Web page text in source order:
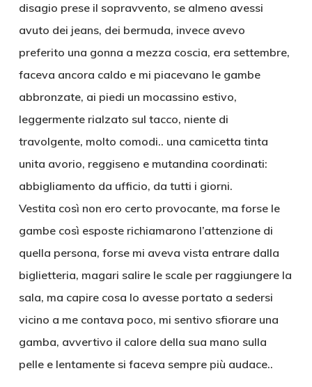
disagio prese il sopravvento, se almeno avessi
avuto dei jeans, dei bermuda, invece avevo
preferito una gonna a mezza coscia, era settembre,
faceva ancora caldo e mi piacevano le gambe
abbronzate, ai piedi un mocassino estivo,
leggermente rialzato sul tacco, niente di
travolgente, molto comodi.. una camicetta tinta
unita avorio, reggiseno e mutandina coordinati:
abbigliamento da ufficio, da tutti i giorni.
Vestita così non ero certo provocante, ma forse le
gambe così esposte richiamarono l’attenzione di
quella persona, forse mi aveva vista entrare dalla
biglietteria, magari salire le scale per raggiungere la
sala, ma capire cosa lo avesse portato a sedersi
vicino a me contava poco, mi sentivo sfiorare una
gamba, avvertivo il calore della sua mano sulla
pelle e lentamente si faceva sempre più audace..